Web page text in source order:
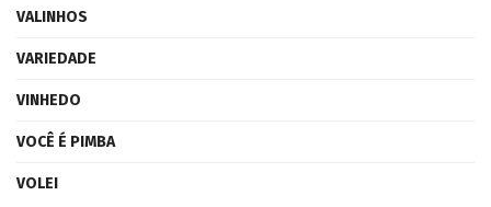
VALINHOS
VARIEDADE
VINHEDO
VOCÊ É PIMBA
VOLEI